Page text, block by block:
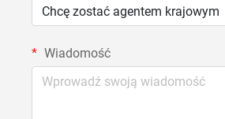
Chcę zostać agentem krajowym
Wiadomość